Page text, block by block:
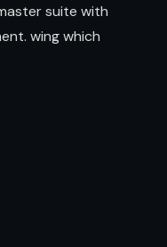
suite with
wing which